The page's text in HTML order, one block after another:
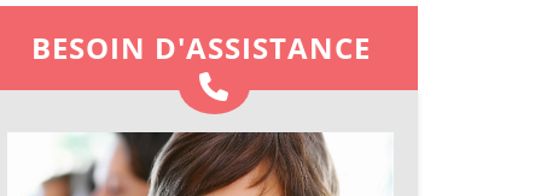
BESOIN D'ASSISTANCE